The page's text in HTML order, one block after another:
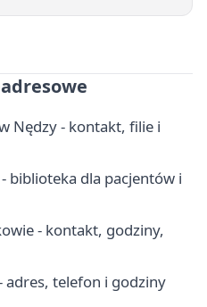
Nędzy - kontakt, filie i
biblioteka dla pacjentów i
- kontakt, godziny,
adres, telefon i godziny